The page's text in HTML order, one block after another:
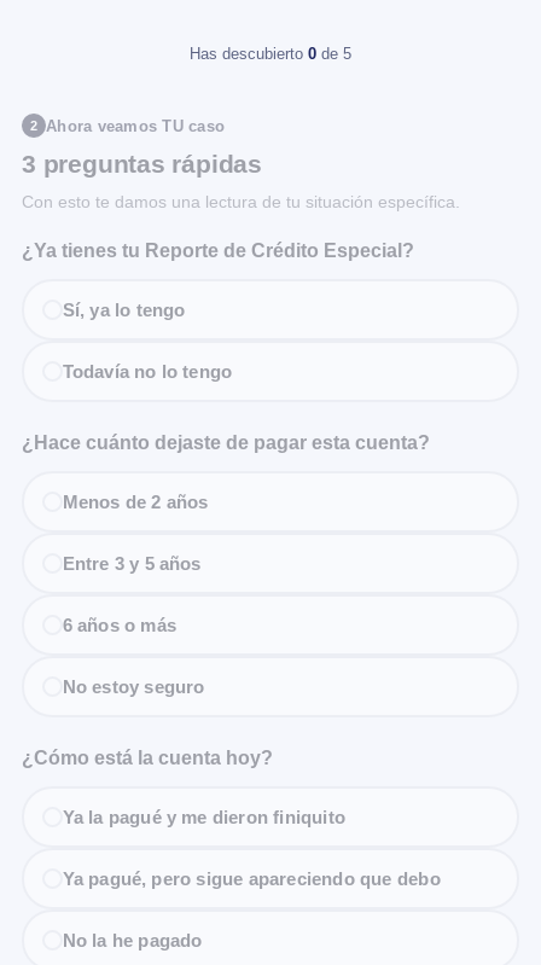
Has descubierto 0 de 5
2 Ahora veamos TU caso
3 preguntas rápidas
Con esto te damos una lectura de tu situación específica.
¿Ya tienes tu Reporte de Crédito Especial?
Sí, ya lo tengo
Todavía no lo tengo
¿Hace cuánto dejaste de pagar esta cuenta?
Menos de 2 años
Entre 3 y 5 años
6 años o más
No estoy seguro
¿Cómo está la cuenta hoy?
Ya la pagué y me dieron finiquito
Ya pagué, pero sigue apareciendo que debo
No la he pagado